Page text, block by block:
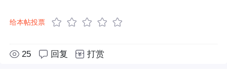
给本帖投票
25 回复 打赏